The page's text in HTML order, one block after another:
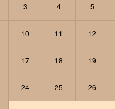
3 4 5
10 11 12
17 18 19
24 25 26